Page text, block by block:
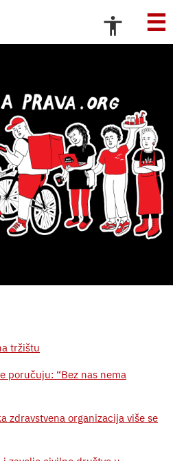
☰
tržištu
poručuju: “Bez nas nema
zdravstvena organizacija više se